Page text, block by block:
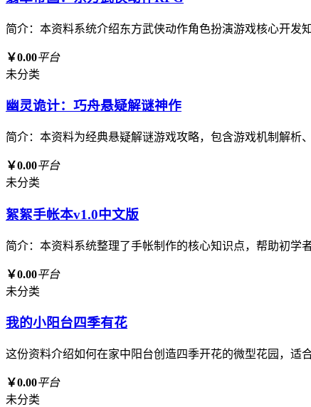
简介：本资料系统介绍东方武侠动作角色扮演游戏核心开
￥0.00平台
未分类
幽灵诡计：巧舟悬疑解谜神作
简介：本资料为经典悬疑解谜游戏攻略，包含游戏机制解
￥0.00平台
未分类
絮絮手帐本v1.0中文版
简介：本资料系统整理了手帐制作的核心知识点，帮助初
￥0.00平台
未分类
我的小阳台四季有花
这份资料介绍如何在家中阳台创造四季开花的微型花园，适
￥0.00平台
未分类